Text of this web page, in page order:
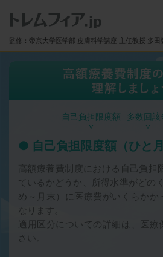
監修：帝京大学医学部 皮膚科学講座 主任教授 多田
自己負担限度額 多数回該
自己負担限度額（ひと
高額療養費制度における自己負担
ているかどうか、所得水準がどの
め～月末）に医療費がいくらかか
なります。
適用区分についての詳細は、医療
さい。